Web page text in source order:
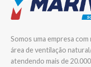
Somos uma empresa
área de ventilação
atendendo mais de